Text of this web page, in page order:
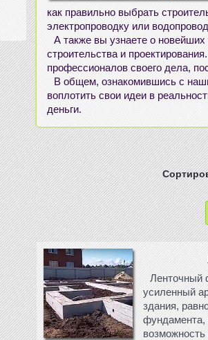
как правильно выбрать
электропроводку или
А также вы узнаете о
строительства и
профессионалов своего дела,
В общем, ознакомившись с
воплотить свои идеи в
деньги.
Ленточный
усиленный
здания,
фундамента,